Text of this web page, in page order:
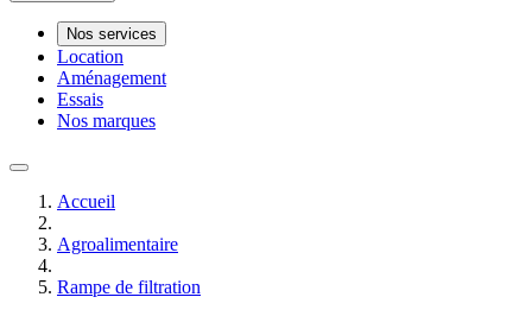
Nos services
Location
Aménagement
Essais
Nos marques
Accueil
Agroalimentaire
Rampe de filtration